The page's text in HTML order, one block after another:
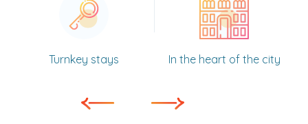
Turnkey stays In the heart of the city